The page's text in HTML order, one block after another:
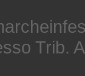
Trib.